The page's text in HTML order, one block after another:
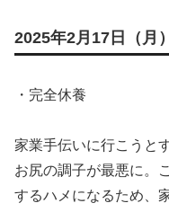
2025年2月17日（月）
・完全休養
家業手伝いに行こうと
お尻の調子が最悪に。
するハメになるため、